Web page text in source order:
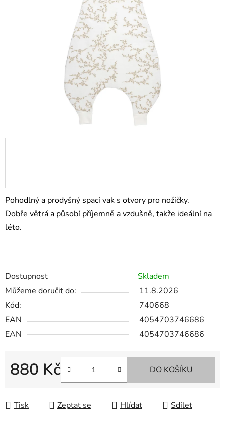
Pohodlný a prodyšný spací vak s otvory pro nožičky.
Dobře větrá a působí příjemně a vzdušně, takže ideální na
léto.
Dostupnost
Skladem
Můžeme doručit do:
11.8.2026
Kód:
740668
EAN
4054703746686
EAN
4054703746686
880 Kč DO KOŠÍKU
Tisk Zeptat se Hlídat Sdílet